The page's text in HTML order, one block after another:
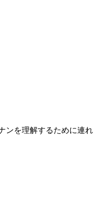
ンを理解するために連れ